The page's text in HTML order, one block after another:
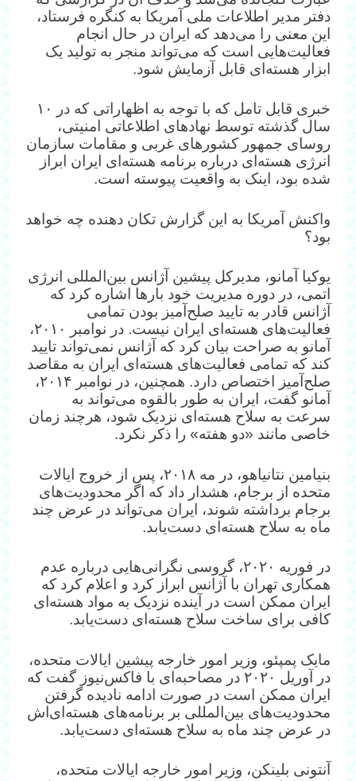
دفتر مدیر اطلاعات ملی آمریکا به کنگره فرستاد،
این معنی را می‌دهد که ایران در حال انجام
فعالیت‌هایی است که می‌تواند منجر به تولید یک
ابزار هسته‌ای قابل آزمایش شود.
خبری قابل تامل که با توجه به اظهاراتی که در ۱۰
سال گذشته توسط نهادهای اطلاعاتی امنیتی،
روسای جمهور کشورهای غربی و مقامات سازمان
انرژی هسته‌ای درباره برنامه هسته‌ای ایران ابراز
شده بود، اینک به واقعیت پیوسته است.
واکنش آمریکا به این گزارش تکان دهنده چه خواهد
بود؟
یوکیا آمانو، مدیرکل پیشین آژانس بین‌المللی انرژی
اتمی، در دوره مدیریت خود بارها اشاره کرد که
آژانس قادر به تایید صلح‌آمیز بودن تمامی
فعالیت‌های هسته‌ای ایران نیست. در نوامبر ۲۰۱۰،
آمانو به صراحت بیان کرد که آژانس نمی‌تواند تایید
کند که تمامی فعالیت‌های هسته‌ای ایران به مقاصد
صلح‌آمیز اختصاص دارد. همچنین، در نوامبر ۲۰۱۴،
آمانو گفت، ایران به طور بالقوه می‌تواند به
سرعت به سلاح هسته‌ای نزدیک شود، هرچند زمان
خاصی مانند «دو هفته» را ذکر نکرد.
بنیامین نتانیاهو، در مه ۲۰۱۸، پس از خروج ایالات
متحده از برجام، هشدار داد که اگر محدودیت‌های
برجام برداشته شوند، ایران می‌تواند در عرض چند
ماه به سلاح هسته‌ای دست‌یابد.
در فوریه ۲۰۲۰، گروسی نگرانی‌هایی درباره عدم
همکاری تهران با آژانس ابراز کرد و اعلام کرد که
ایران ممکن است در آینده نزدیک به مواد هسته‌ای
کافی برای ساخت سلاح هسته‌ای دست‌یابد.
مایک پمپئو، وزیر امور خارجه پیشین ایالات متحده،
در آوریل ۲۰۲۰ در مصاحبه‌ای با فاکس‌نیوز گفت که
ایران ممکن است در صورت ادامه نادیده گرفتن
محدودیت‌های بین‌المللی بر برنامه‌های هسته‌ای‌اش
در عرض چند ماه به سلاح هسته‌ای دست‌یابد.
آنتونی بلینکن، وزیر امور خارجه ایالات متحده،